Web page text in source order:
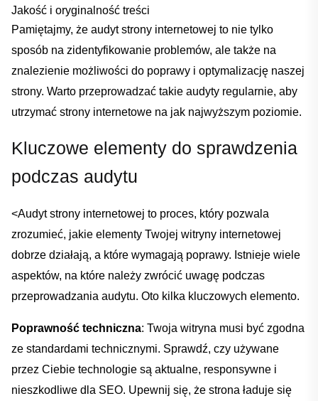
Jakość i oryginalność treści
Pamiętajmy, że audyt strony⁣ internetowej to nie tylko
sposób na zidentyfikowanie problemów, ale także na
znalezienie możliwości do poprawy i ⁢optymalizację naszej
strony. Warto przeprowadzać takie audyty regularnie, aby⁣
utrzymać strony⁢ internetowe na jak najwyższym poziomie.
Kluczowe elementy do sprawdzenia
podczas audytu
<Audyt strony internetowej to ‌proces, który pozwala
zrozumieć, jakie elementy ⁤Twojej witryny internetowej
dobrze⁢ działają, a ​które wymagają poprawy. Istnieje wiele
aspektów, na które należy⁤ zwrócić uwagę podczas
przeprowadzania audytu. Oto kilka kluczowych elemento.
Poprawność techniczna: Twoja witryna musi być zgodna
ze ⁤standardami technicznymi. Sprawdź, czy używane
przez Ciebie technologie są aktualne, ‍responsywne i
nieszkodliwe dla SEO. Upewnij się, że strona ładuje się